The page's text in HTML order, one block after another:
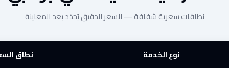
نطاقات سعرية شفافة — السعر الدقيق يُحدَّد بعد المعاينة
نوع الخدمة نطاق